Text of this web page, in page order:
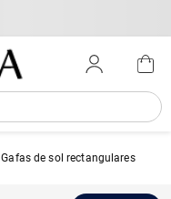
Gafas de sol rectangulares